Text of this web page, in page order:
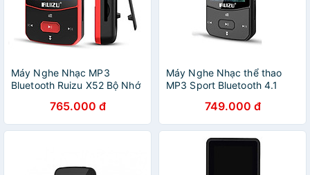
Máy Nghe Nhạc MP3
Bluetooth Ruizu X52 Bộ Nhớ
765.000 đ
Máy Nghe Nhạc thể thao
MP3 Sport Bluetooth 4.1
8GB - Hàng chính hãng
749.000 đ